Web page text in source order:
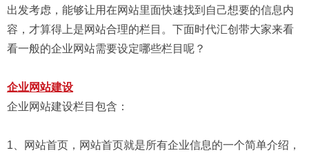
出发考虑，能够让用在网站里面快速找到自己想要的信息内
容，才算得上是网站合理的栏目。下面时代汇创带大家来看
看一般的企业网站需要设定哪些栏目呢？
企业网站建设
企业网站建设栏目包含：
1、网站首页，网站首页就是所有企业信息的一个简单介绍，